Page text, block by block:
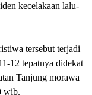
kecelakaan lalu-
tersebut terjadi
12 tepatnya didekat
Tanjung morawa
wib.